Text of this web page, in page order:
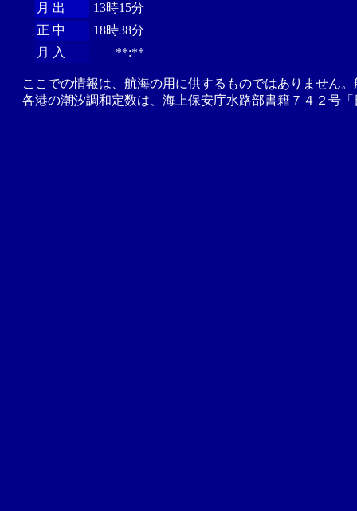
月 出
13時15分
正 中
18時38分
月 入
**:**
ここでの情報は、航海の用に供するものではありません
各港の潮汐調和定数は、海上保安庁水路部書籍７４２号